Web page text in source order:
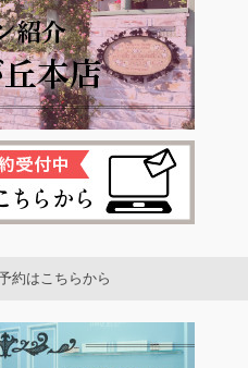
約はこちらから